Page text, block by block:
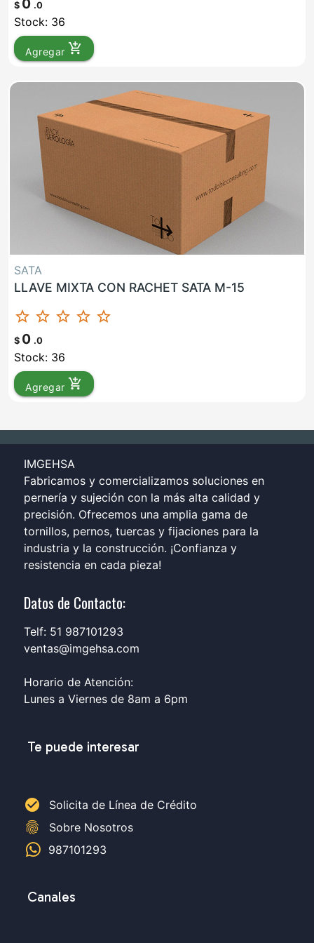
$ .0
Stock: 36
Agregar add_shopping_cart
SATA
LLAVE MIXTA CON RACHET SATA M-15
star_border star_border star_border star_border star_border
$ 0 .0
Stock: 36
Agregar add_shopping_cart
IMGEHSA
Fabricamos y comercializamos soluciones en
pernería y sujeción con la más alta calidad y
precisión. Ofrecemos una amplia gama de
tornillos, pernos, tuercas y fijaciones para la
industria y la construcción. ¡Confianza y
resistencia en cada pieza!
Datos de Contacto:
Telf: 51 987101293
ventas@imgehsa.com
Horario de Atención:
Lunes a Viernes de 8am a 6pm
Te puede interesar
check_circle Solicita de Línea de Crédito
fingerprint
Sobre Nosotros
987101293
Canales